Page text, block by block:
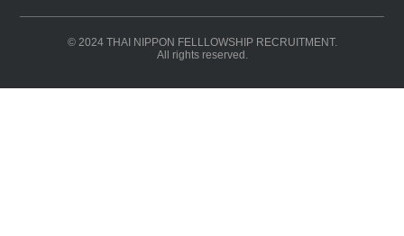
© 2024 THAI NIPPON FELLLOWSHIP RECRUITMENT.
All rights reserved.